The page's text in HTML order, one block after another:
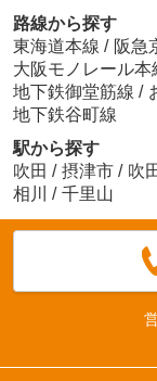
路線から探す
東海道本線 / 阪急
大阪モノレール本
地下鉄御堂筋線 /
地下鉄谷町線
駅から探す
吹田 / 摂津市 / 吹
相川
/ 千里山